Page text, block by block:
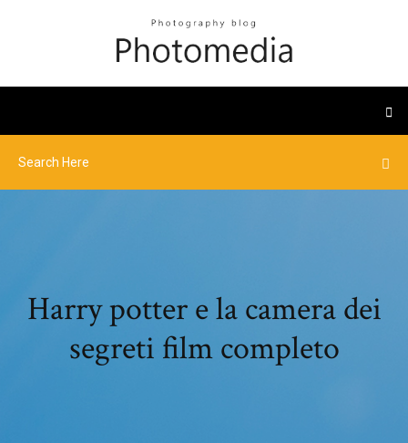
Harry potter e la camera dei
segreti film completo